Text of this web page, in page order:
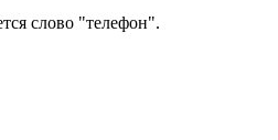
слово "телефон".